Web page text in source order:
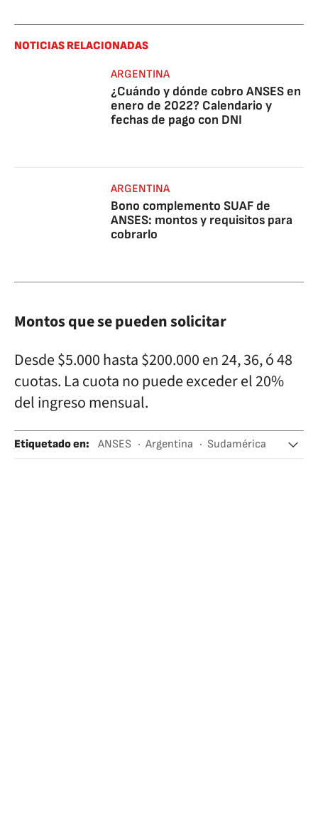
NOTICIAS RELACIONADAS
ARGENTINA
¿Cuándo y dónde cobro ANSES en
enero de 2022? Calendario y
fechas de pago con DNI
ARGENTINA
Bono complemento SUAF de
ANSES: montos y requisitos para
cobrarlo
Montos que se pueden solicitar
Desde $5.000 hasta $200.000 en 24, 36, ó 48
cuotas. La cuota no puede exceder el 20%
del ingreso mensual.
Etiquetado en: ANSES Argentina
Sudamérica